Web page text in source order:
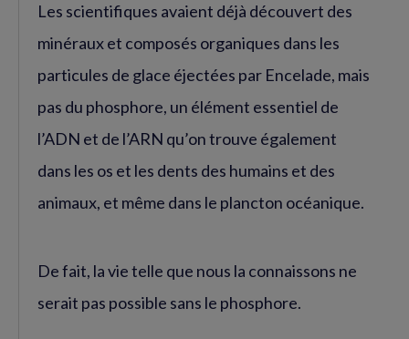
Les scientifiques avaient déjà découvert des
minéraux et composés organiques dans les
particules de glace éjectées par Encelade, mais
pas du phosphore, un élément essentiel de
l’ADN et de l’ARN qu’on trouve également
dans les os et les dents des humains et des
animaux, et même dans le plancton océanique.
De fait, la vie telle que nous la connaissons ne
serait pas possible sans le phosphore.